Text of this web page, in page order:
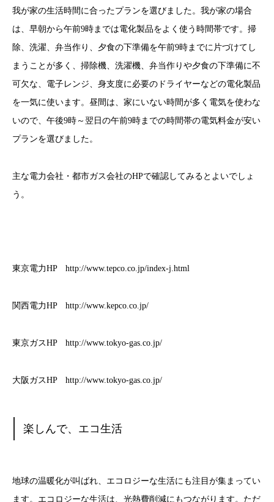
我が家の生活時間に合ったプランを選びました。我が家の場合
は、早朝から午前9時までは電化製品をよく使う時間帯です。掃
除、洗濯、弁当作り、夕食の下準備を午前9時までに片づけてし
まうことが多く、掃除機、洗濯機、弁当作りや夕食の下準備に不
可欠な、電子レンジ、身支度に必要のドライヤーなどの電化製品
を一気に使います。昼間は、家にいない時間が多く電気を使わな
いので、午後9時～翌日の午前9時までの時間帯の電気料金が安い
プランを選びました。
主な電力会社・都市ガス会社のHPで確認してみるとよいでしょ
う。
東京電力HP http://www.tepco.co.jp/index-j.html
関西電力HP http://www.kepco.co.jp/
東京ガスHP http://www.tokyo-gas.co.jp/
大阪ガスHP http://www.tokyo-gas.co.jp/
楽しんで、エコ生活
地球の温暖化が叫ばれ、エコロジーな生活にも注目が集まってい
ます。エコロジーな生活は、光熱費削減にもつながります。ただ